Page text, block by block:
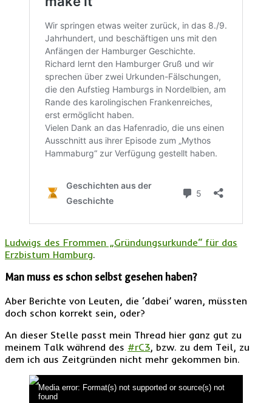
Ludwigs des Frommen „Gründungsurkunde“ für das
Erzbistum Hamburg.
Man muss es schon selbst gesehen haben?
Aber Berichte von Leuten, die ‘dabei’ waren, müssten
doch schon korrekt sein, oder?
An dieser Stelle passt mein Thread hier ganz gut zu
meinem Talk während des #rC3, bzw. zu dem Teil, zu
dem ich aus Zeitgründen nicht mehr gekommen bin.